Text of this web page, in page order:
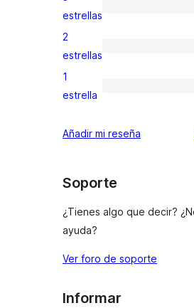
de
1
valoración
de
estrellas
0
valoraciones
de
estrellas
2
estrellas
0
de
1
estrella
Añadir mi reseña
Soporte
¿Tienes algo que decir?
ayuda?
Ver foro de soporte
Informar